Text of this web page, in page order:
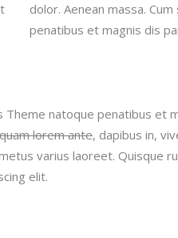
dolor. Aenean massa.
penatibus et magnis dis
Theme natoque penatibus et
lorem ante, dapibus in,
varius laoreet. Quisque
elit.